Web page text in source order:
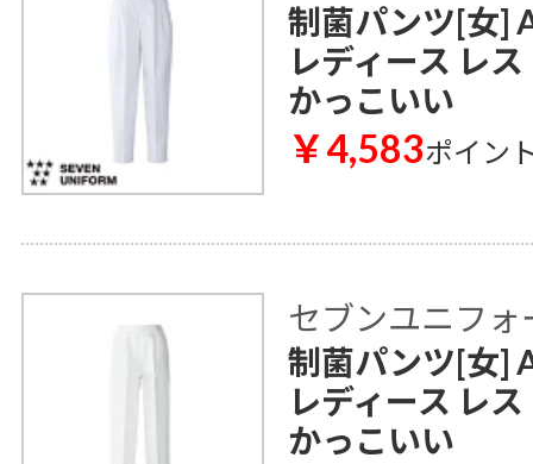
制菌パンツ[女]
レディース レ
かっこいい
￥4,583ポイン
セブンユニフォ
制菌パンツ[女]
レディース レ
かっこいい